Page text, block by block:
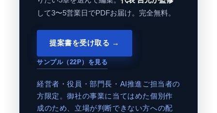
して3〜5営業日でPDFお届け。完全無料。
提案書を受け取る →
サンプル（22P）を見る
経営者・役員・部門長・AI推進ご担当者の
方限定。御社の事業に当てはめた個別作
成のため、立場が判断できない方への配